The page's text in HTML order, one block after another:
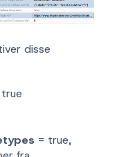
disse
= true,